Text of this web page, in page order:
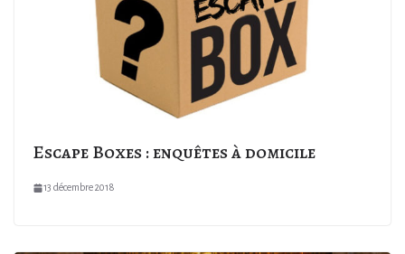
Escape Boxes : enquêtes à domicile
13 décembre 2018